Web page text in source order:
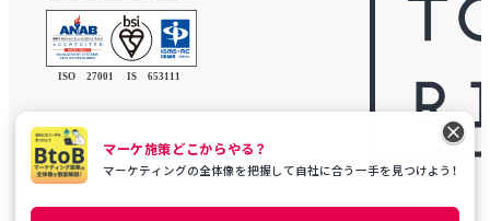
マーケ施策どこからやる？
マーケティングの全体像を把握して自社に合う一手を見つけよう！